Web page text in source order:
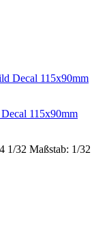
115x90mm
1/32 Maßstab: 1/32